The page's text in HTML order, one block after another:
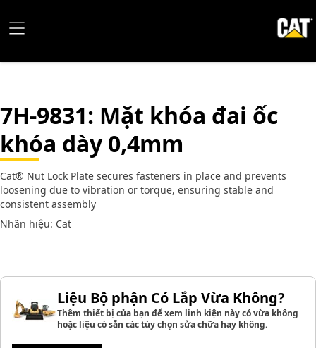
7H-9831: Mặt khóa đai ốc
khóa dày 0,4mm
Cat® Nut Lock Plate secures fasteners in place and prevents
loosening due to vibration or torque, ensuring stable and
consistent assembly
Nhãn hiệu: Cat
Liệu Bộ phận Có Lắp Vừa Không?
Thêm thiết bị của bạn để xem linh kiện này có vừa không
hoặc liệu có sẵn các tùy chọn sửa chữa hay không.